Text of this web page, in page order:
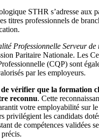
STHR s’adresse aux
titres professionnels de
Professionnelle Serveur de
Paritaire Nationale. Les
(CQP) sont
par les employeurs.
de vérifier que la formation
reconnu. Cette
votre employabilité sur
privilégient les candidats
de compétences validées